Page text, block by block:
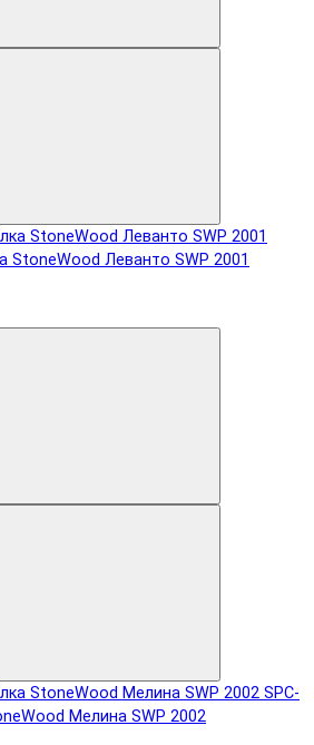
StoneWood Леванто SWP 2001
SPC-
Мелина SWP 2002